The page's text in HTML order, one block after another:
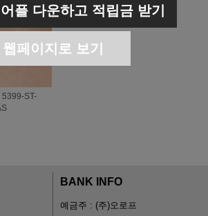
5399-ST-
BANK INFO
예금주 : (주)오로프
플 다운하고 적립금 받기
웹페이지로 보기